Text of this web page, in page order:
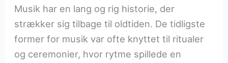
Musik har en lang og rig historie, der
strækker sig tilbage til oldtiden. De tidligste
former for musik var ofte knyttet til ritualer
og ceremonier, hvor rytme spillede en